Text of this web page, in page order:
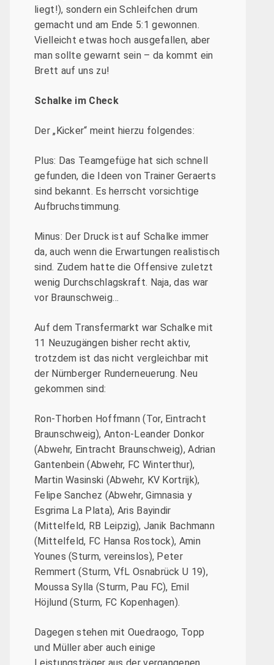
liegt!), sondern ein Schleifchen drum
gemacht und am Ende 5:1 gewonnen.
Vielleicht etwas hoch ausgefallen, aber
man sollte gewarnt sein – da kommt ein
Brett auf uns zu!
Schalke im Check
Der „Kicker“ meint hierzu folgendes:
Plus: Das Teamgefüge hat sich schnell
gefunden, die Ideen von Trainer Geraerts
sind bekannt. Es herrscht vorsichtige
Aufbruchstimmung.
Minus: Der Druck ist auf Schalke immer
da, auch wenn die Erwartungen realistisch
sind. Zudem hatte die Offensive zuletzt
wenig Durchschlagskraft. Naja, das war
vor Braunschweig…
Auf dem Transfermarkt war Schalke mit
11 Neuzugängen bisher recht aktiv,
trotzdem ist das nicht vergleichbar mit
der Nürnberger Runderneuerung. Neu
gekommen sind:
Ron-Thorben Hoffmann (Tor, Eintracht
Braunschweig), Anton-Leander Donkor
(Abwehr, Eintracht Braunschweig), Adrian
Gantenbein (Abwehr, FC Winterthur),
Martin Wasinski (Abwehr, KV Kortrijk),
Felipe Sanchez (Abwehr, Gimnasia y
Esgrima La Plata), Aris Bayindir
(Mittelfeld, RB Leipzig), Janik Bachmann
(Mittelfeld, FC Hansa Rostock), Amin
Younes (Sturm, vereinslos), Peter
Remmert (Sturm, VfL Osnabrück U 19),
Moussa Sylla (Sturm, Pau FC), Emil
Höjlund (Sturm, FC Kopenhagen).
Dagegen stehen mit Ouedraogo, Topp
und Müller aber auch einige
Leistungsträger aus der vergangenen